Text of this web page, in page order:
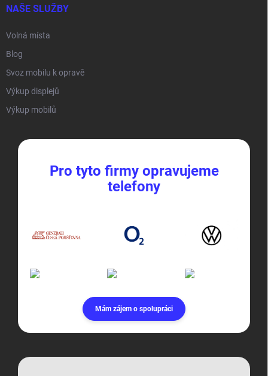
NAŠE SLUŽBY
Volná místa
Blog
Svoz mobilu k opravě
Výkup displejů
Výkup mobilů
Pro tyto firmy opravujeme
telefony
Mám zájem o spolupráci